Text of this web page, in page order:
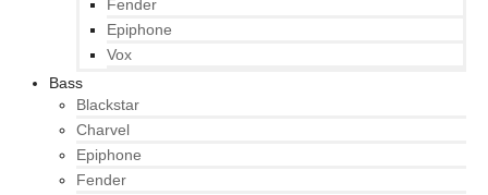
Fender
Epiphone
Vox
Bass
Blackstar
Charvel
Epiphone
Fender